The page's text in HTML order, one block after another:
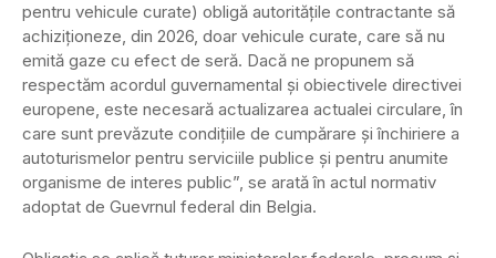
pentru vehicule curate) obligă autoritățile contractante să
achiziționeze, din 2026, doar vehicule curate, care să nu
emită gaze cu efect de seră. Dacă ne propunem să
respectăm acordul guvernamental și obiectivele directivei
europene, este necesară actualizarea actualei circulare, în
care sunt prevăzute condițiile de cumpărare și închiriere a
autoturismelor pentru serviciile publice și pentru anumite
organisme de interes public”, se arată în actul normativ
adoptat de Guevrnul federal din Belgia.